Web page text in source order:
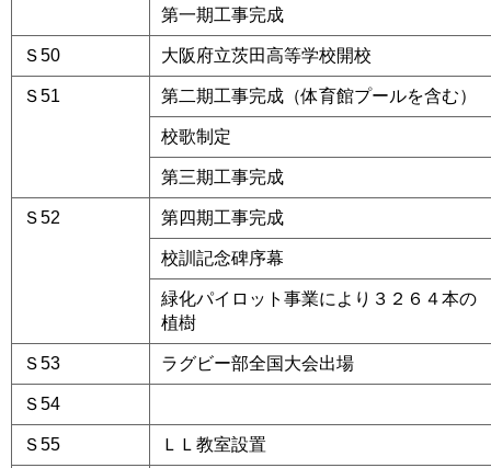
第一期工事完成
Ｓ50 大阪府立茨田高等学校開校
Ｓ51 第二期工事完成（体育館プールを含む）
校歌制定
第三期工事完成
Ｓ52 第四期工事完成
校訓記念碑序幕
緑化パイロット事業により３２６４本の
植樹
Ｓ53 ラグビー部全国大会出場
Ｓ54
Ｓ55 ＬＬ教室設置